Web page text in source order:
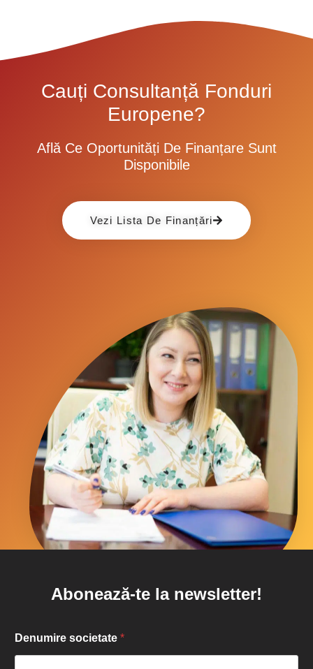
Cauți Consultanță Fonduri
Europene?
Află Ce Oportunități De Finanțare Sunt
Disponibile
Vezi Lista De Finanțări
Abonează-te la newsletter!
Denumire societate *